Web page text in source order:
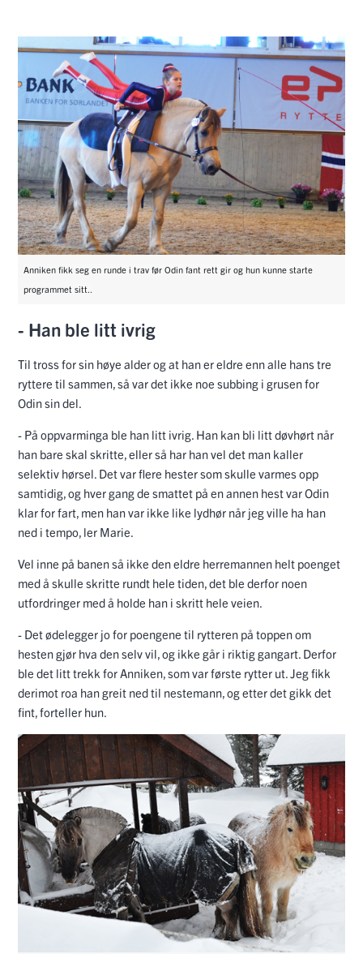
Anniken fikk seg en runde i trav før Odin fant rett gir og hun kunne starte
programmet sitt..
- Han ble litt ivrig
Til tross for sin høye alder og at han er eldre enn alle hans tre
ryttere til sammen, så var det ikke noe subbing i grusen for
Odin sin del.
- På oppvarminga ble han litt ivrig. Han kan bli litt døvhørt når
han bare skal skritte, eller så har han vel det man kaller
selektiv hørsel. Det var flere hester som skulle varmes opp
samtidig, og hver gang de smattet på en annen hest var Odin
klar for fart, men han var ikke like lydhør når jeg ville ha han
ned i tempo, ler Marie.
Vel inne på banen så ikke den eldre herremannen helt poenget
med å skulle skritte rundt hele tiden, det ble derfor noen
utfordringer med å holde han i skritt hele veien.
- Det ødelegger jo for poengene til rytteren på toppen om
hesten gjør hva den selv vil, og ikke går i riktig gangart. Derfor
ble det litt trekk for Anniken, som var første rytter ut. Jeg fikk
derimot roa han greit ned til nestemann, og etter det gikk det
fint, forteller hun.